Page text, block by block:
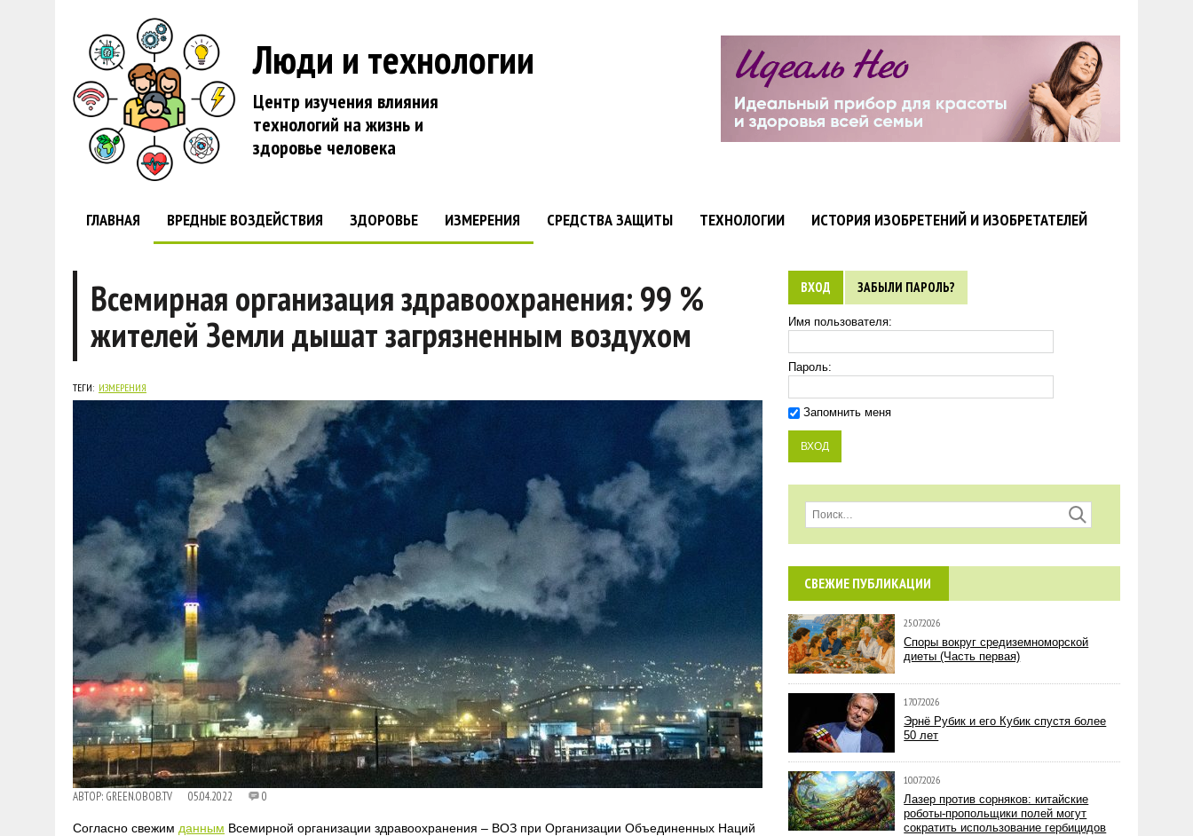
Люди и технологии
Центр изучения влияния
технологий на жизнь и
здоровье человека
ГЛАВНАЯ ВРЕДНЫЕ ВОЗДЕЙСТВИЯ ЗДОРОВЬЕ ИЗМЕРЕНИЯ СРЕДСТВА ЗАЩИТЫ ТЕХНОЛОГИИ ИСТОРИЯ ИЗОБРЕТЕНИЙ И ИЗОБРЕТАТЕЛЕЙ
Всемирная организация здравоохранения: 99 %
жителей Земли дышат загрязненным воздухом
ТЕГИ: ИЗМЕРЕНИЯ
АВТОР: GREEN.OBOB.TV 05.04.2022 0
Согласно свежим данным Всемирной организации здравоохранения – ВОЗ при Организации Объединенных Наций
ВХОД ЗАБЫЛИ ПАРОЛЬ?
Имя пользователя:
Пароль:
Запомнить меня
СВЕЖИЕ ПУБЛИКАЦИИ
25.07.2026
Споры вокруг средиземноморской
диеты (Часть первая)
17.07.2026
Эрнё Рубик и его Кубик спустя более
50 лет
10.07.2026
Лазер против сорняков: китайские
роботы-пропольщики полей могут
сократить использование гербицидов